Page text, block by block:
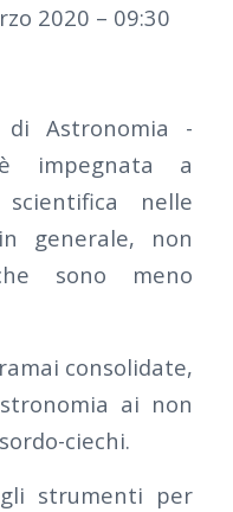
2020 – 09:30
di Astronomia -
è impegnata a
nelle
generale, non
sono meno
consolidate,
ai non
ciechi.
strumenti per